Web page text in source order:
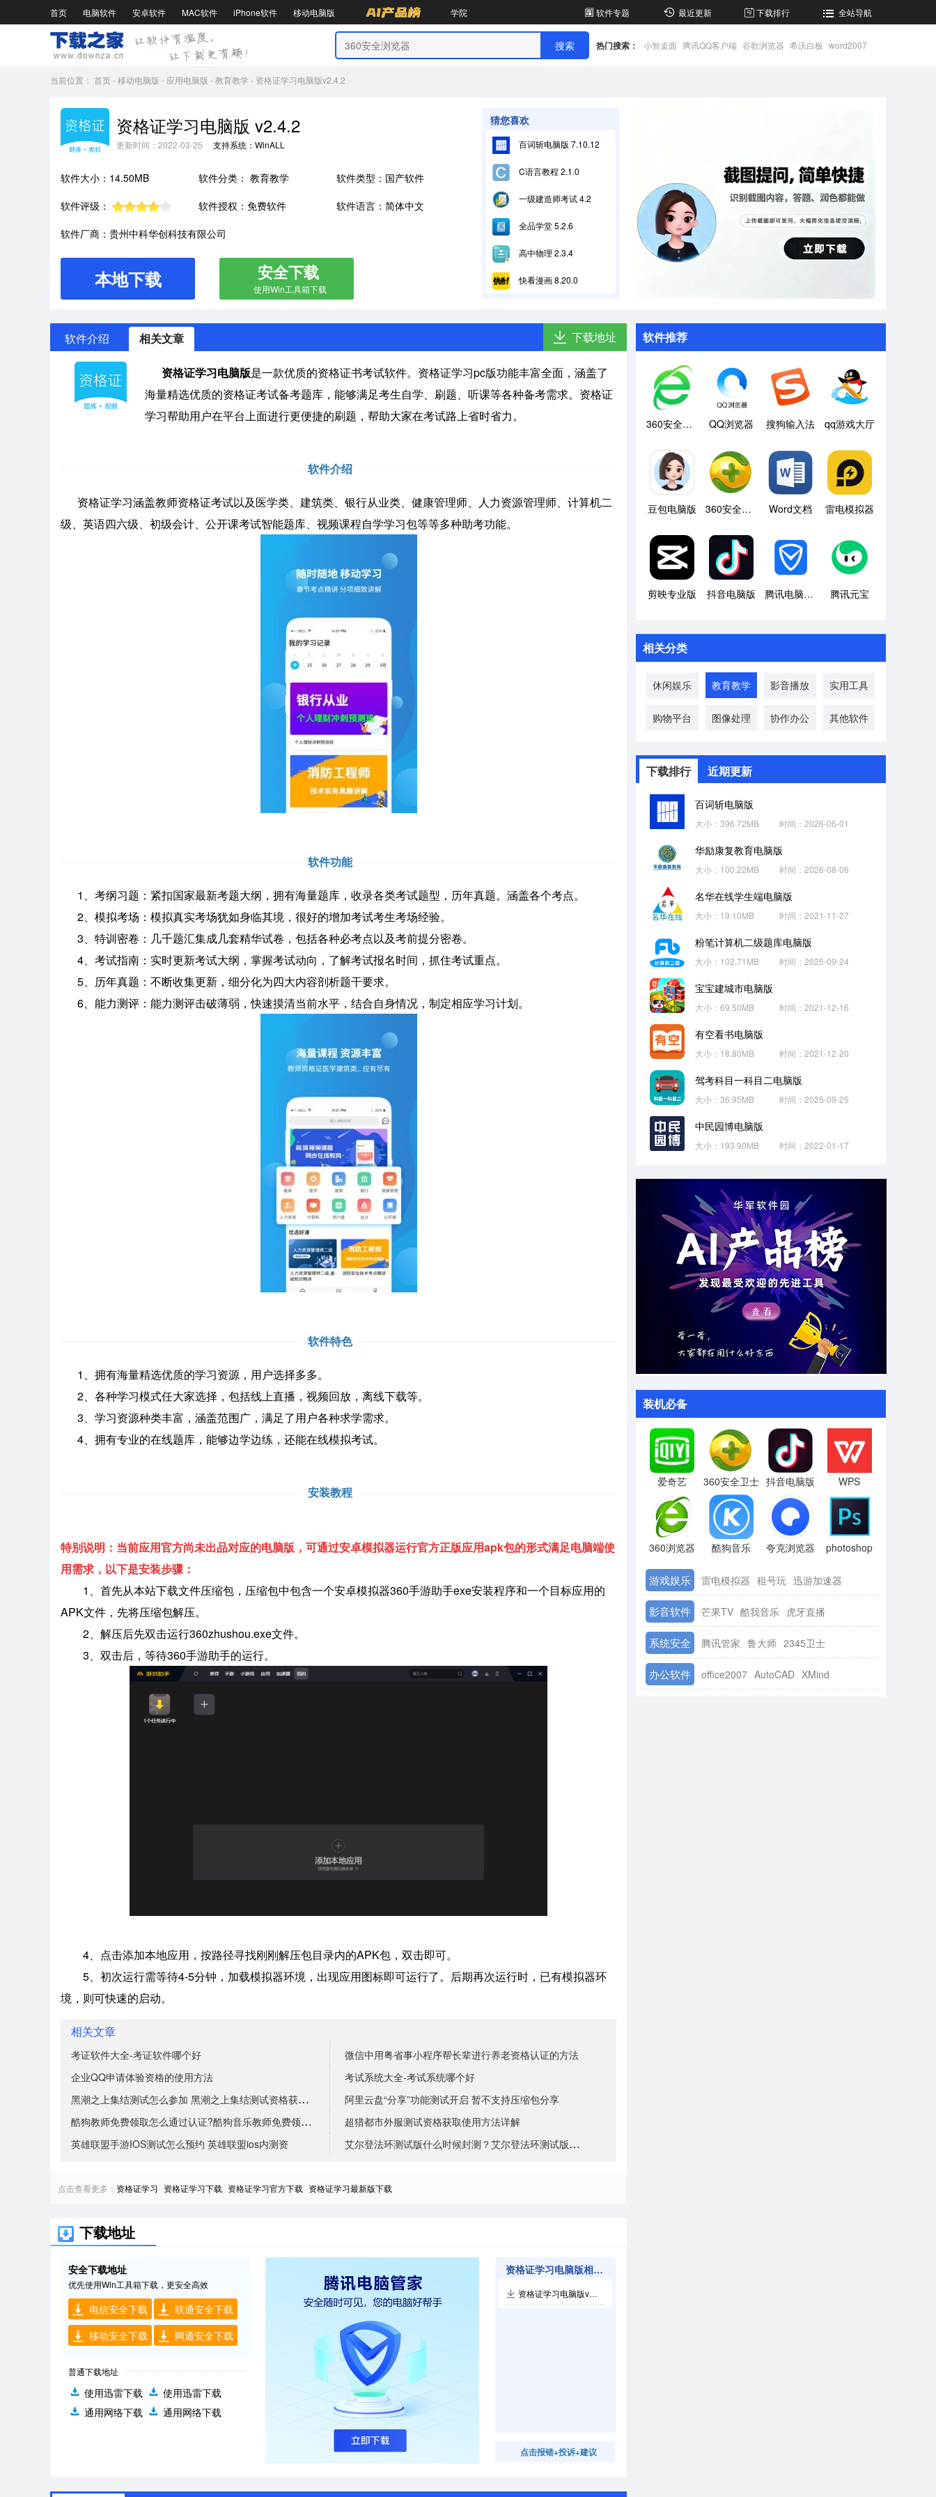
首页 电脑软件 安卓软件 MAC软件 iPhone软件 移动电脑版 学院 软件专题 最近更新 下载排行 全站导航
热门搜索： 小智桌面 腾讯QQ客户端 谷歌浏览器 希沃白板 word2007
当前位置： 首页-移动电脑版 - 应用电脑版 -教育教学 - 资格证学习电脑版v2.4.2
资格证学习电脑版 v2.4.2
更新时间：2022-03-25 支持系统：WinALL
软件大小：14.50MB 软件分类： 教育教学
软件类型：国产软件
软件评级：
软件授权：免费软件
软件语言：简体中文
软件厂商：贵州中科华创科技有限公司
本地下载 安全下载
使用Win工具箱下载
猜您喜欢
百词斩电脑版 7.10.12
C语言教程 2.1.0
一级建造师考试 4.2
全品学堂 5.2.6
高中物理 2.3.4
快看漫画 8.20.0
软件介绍 相关文章 下载地址
资格证学习电脑版是一款优质的资格证书考试软件。资格证学习pc版功能丰富全面，涵盖了
海量精选优质的资格证考试备考题库，能够满足考生自学、刷题、听课等各种备考需求。资格证
学习帮助用户在平台上面进行更便捷的刷题，帮助大家在考试路上省时省力。
软件介绍
资格证学习涵盖教师资格证考试以及医学类、建筑类、银行从业类、健康管理师、人力资源管理师、计算机二
级、英语四六级、初级会计、公开课考试智能题库、视频课程自学学习包等等多种助考功能。
软件功能
1、考纲习题：紧扣国家最新考题大纲，拥有海量题库，收录各类考试题型，历年真题。涵盖各个考点。
2、模拟考场：模拟真实考场犹如身临其境，很好的增加考试考生考场经验。
3、特训密卷：几千题汇集成几套精华试卷，包括各种必考点以及考前提分密卷。
4、考试指南：实时更新考试大纲，掌握考试动向，了解考试报名时间，抓住考试重点。
5、历年真题：不断收集更新，细分化为四大内容剖析题干要求。
6、能力测评：能力测评击破薄弱，快速摸清当前水平，结合自身情况，制定相应学习计划。
软件特色
1、拥有海量精选优质的学习资源，用户选择多多。
2、各种学习模式任大家选择，包括线上直播，视频回放，离线下载等。
3、学习资源种类丰富，涵盖范围广，满足了用户各种求学需求。
4、拥有专业的在线题库，能够边学边练，还能在线模拟考试。
安装教程
特别说明：当前应用官方尚未出品对应的电脑版，可通过安卓模拟器运行官方正版应用apk包的形式满足电脑端使
用需求，以下是安装步骤：
1、首先从本站下载文件压缩包，压缩包中包含一个安卓模拟器360手游助手exe安装程序和一个目标应用的
APK文件，先将压缩包解压。
2、解压后先双击运行360zhushou.exe文件。
3、双击后，等待360手游助手的运行。
4、点击添加本地应用，按路径寻找刚刚解压包目录内的APK包，双击即可。
5、初次运行需等待4-5分钟，加载模拟器环境，出现应用图标即可运行了。 后期再次运行时，已有模拟器环
境，则可快速的启动。
相关文章
考证软件大全-考证软件哪个好
微信中用粤省事小程序帮长辈进行养老资格认证的方法
企业QQ申请体验资格的使用方法
考试系统大全-考试系统哪个好
黑潮之上集结测试怎么参加 黑潮之上集结测试资格获取教 阿里云盘“分享”功能测试开启 暂不支持压缩包分享
酷狗教师免费领取怎么通过认证?酷狗音乐教师免费领取认
超猎都市外服测试资格获取使用方法详解
英雄联盟手游IOS测试怎么预约 英雄联盟ios内测资
艾尔登法环测试版什么时候封测？艾尔登法环测试版封测时
点击查看更多： 资格证学习 资格证学习下载 资格证学习官方下载 资格证学习最新版下载
下载地址
安全下载地址
优先使用Win工具箱下载，更安全高效
电信安全下载
联通安全下载
移动安全下载
网通安全下载
普通下载地址
使用迅雷下载
使用迅雷下载
通用网络下载
通用网络下载
资格证学习电脑版相关软件
资格证学习电脑版v2.4.2
点击报错+投诉+建议
软件推荐
360安全浏览器 QQ浏览器 搜狗输入法 qq游戏大厅
豆包电脑版 360安全卫士 Word文档 雷电模拟器
剪映专业版 抖音电脑版 腾讯电脑管家 腾讯元宝
相关分类
休闲娱乐 教育教学 影音播放 实用工具
购物平台 图像处理 协作办公 其他软件
下载排行 近期更新
百词斩电脑版
大小：396.72MB 时间：2026-06-01
华励康复教育电脑版
大小：100.22MB 时间：2026-08-06
名华在线学生端电脑版
大小：19.10MB 时间：2021-11-27
粉笔计算机二级题库电脑版
大小：102.71MB 时间：2025-09-24
宝宝建城市电脑版
大小：69.50MB 时间：2021-12-16
有空看书电脑版
大小：18.80MB 时间：2021-12-20
驾考科目一科目二电脑版
大小：36.95MB 时间：2025-09-25
中民园博电脑版
大小：193.90MB 时间：2022-01-17
装机必备
爱奇艺 360安全卫士 抖音电脑版 WPS
360浏览器 酷狗音乐 夸克浏览器 photoshop
游戏娱乐 雷电模拟器 租号玩 迅游加速器
影音软件 芒果TV 酷我音乐 虎牙直播
系统安全 腾讯管家 鲁大师 2345卫士
办公软件 office2007 AutoCAD XMind